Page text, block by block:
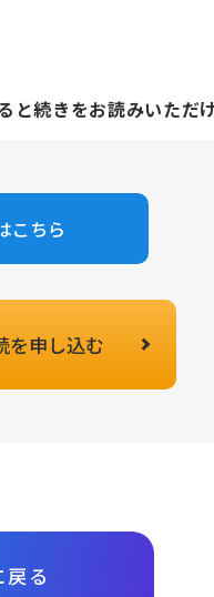
と続きをお読みいただけ
こちら
を申し込む
戻る